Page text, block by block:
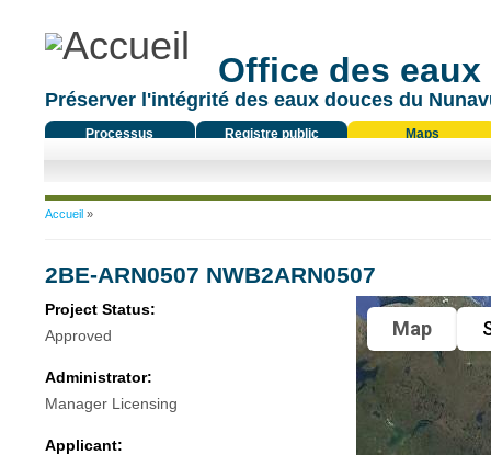
Office des
Préserver l'intégrité des eaux douces du
Processus
Registre public Maps
Vous êtes ici
Accueil»
2BE-ARN0507 NWB2ARN0507
Project Status:
Approved
Administrator:
Manager Licensing
Applicant:
Map